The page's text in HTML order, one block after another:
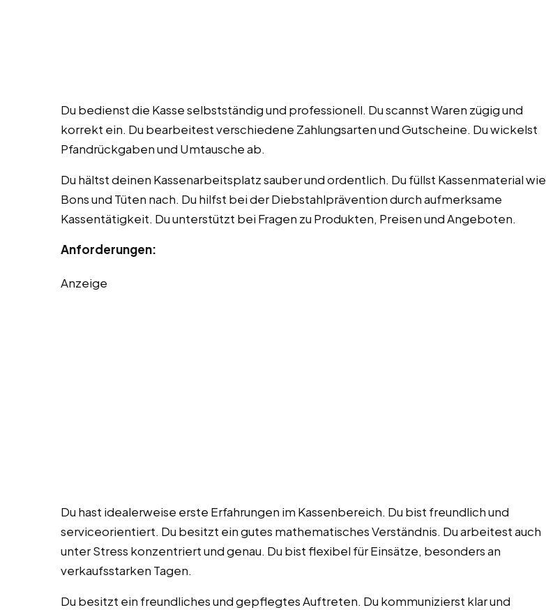
Du bedienst die Kasse selbstständig und professionell. Du scannst Waren zügig und
korrekt ein. Du bearbeitest verschiedene Zahlungsarten und Gutscheine. Du wickelst
Pfandrückgaben und Umtausche ab.
Du hältst deinen Kassenarbeitsplatz sauber und ordentlich. Du füllst Kassenmaterial wie
Bons und Tüten nach. Du hilfst bei der Diebstahlprävention durch aufmerksame
Kassentätigkeit. Du unterstützt bei Fragen zu Produkten, Preisen und Angeboten.
Anforderungen:
Anzeige
Du hast idealerweise erste Erfahrungen im Kassenbereich. Du bist freundlich und
serviceorientiert. Du besitzt ein gutes mathematisches Verständnis. Du arbeitest auch
unter Stress konzentriert und genau. Du bist flexibel für Einsätze, besonders an
verkaufsstarken Tagen.
Du besitzt ein freundliches und gepflegtes Auftreten. Du kommunizierst klar und